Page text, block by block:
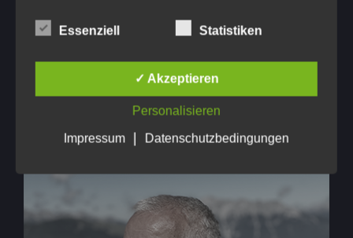
Bestellungen, Fragen zu Angeboten und
Support-Anfragen
Essenziell Statistiken
✓ Akzeptieren
Personalisieren
Impressum | Datenschutzbedingungen